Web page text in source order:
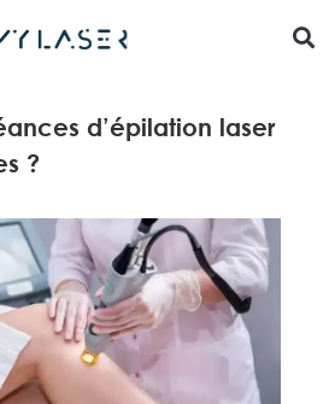
d’épilation laser
?